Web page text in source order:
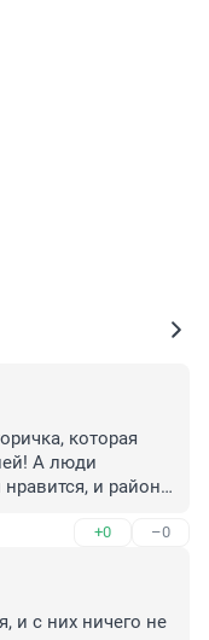
которая
А люди
и район
в два раза
+0 –0
и с них ничего не